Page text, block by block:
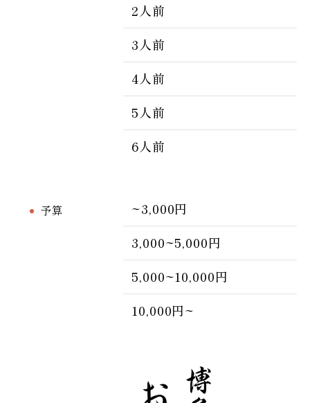
2人前
3人前
4人前
5人前
6人前
予算
~3,000円
3,000~5,000円
5,000~10,000円
10,000円~